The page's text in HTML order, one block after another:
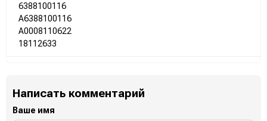
6388100116
A6388100116
A0008110622
18112633
Написать комментарий
Ваше имя